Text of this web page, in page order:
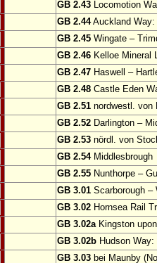
GB 2.43 Locomotion
GB 2.44Auckland Way:
GB 2.45 Wingate –
GB 2.46 Kelloe Mineral
GB 2.47 Haswell –
GB 2.48 Castle Eden
GB 2.51 nordwestl. von
GB 2.52 Darlington –
GB 2.53 nördl. von
GB 2.54Middlesbrough
GB 2.55 Nunthorpe –
GB 3.01 Scarborough –
GB 3.02 Hornsea Rail
GB 3.02aKingston
GB 3.02b Hudson
GB 3.03 bei Maunby